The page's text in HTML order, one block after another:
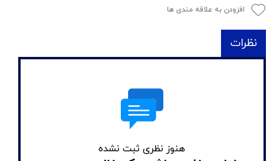
افزودن به علاقه مندی ها
نظرات
هنوز نظری ثبت نشده